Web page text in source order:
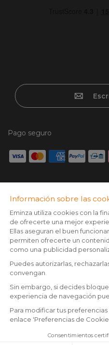
Pago seguro
con tarjeta sin cargos, Google/
Síguenos en:
© Copyright 2025 Eminza |
* Tienes 30 días (a patir de la
paquete) para devolver los
** Todos los pedidos realizados